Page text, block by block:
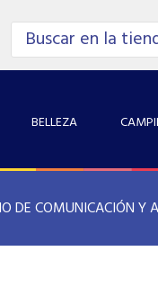
BELLEZA
DE COMUNICACIÓN Y